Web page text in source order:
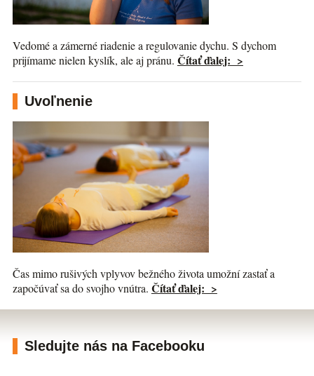
Vedomé a zámerné riadenie a regulovanie dychu. S dychom
prijímame nielen kyslík, ale aj pránu. Čítať ďalej: >
Uvoľnenie
Čas mimo rušivých vplyvov bežného života umožní zastať a
započúvať sa do svojho vnútra. Čítať ďalej: >
Sledujte nás na Facebooku